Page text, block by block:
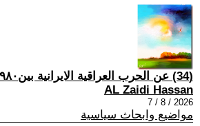
(34) عن الحرب العراقية الايرانية بين١٩٨٠و ١٩٨٨
AL Zaidi Hassan
2026 / 8 / 7
مواضيع وابحاث سياسية